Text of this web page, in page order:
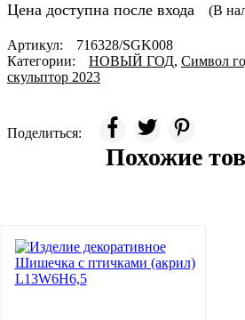
Цена доступна после входа (В
Артикул:
716328/SGK008
Категории:
НОВЫЙ ГОД, Символ
скульптор 2023
Поделиться:
Похожие